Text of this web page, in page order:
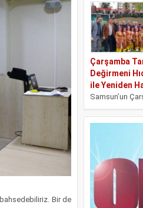
Bir de
Üniversitesi
Fakültesi
Bölümü 4.
Yağmur Dilek
Çarşamba
Değirmeni
ile Yeniden
Samsun’un
ilçesinde
geleneksel